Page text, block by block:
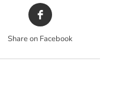
Share on Facebook